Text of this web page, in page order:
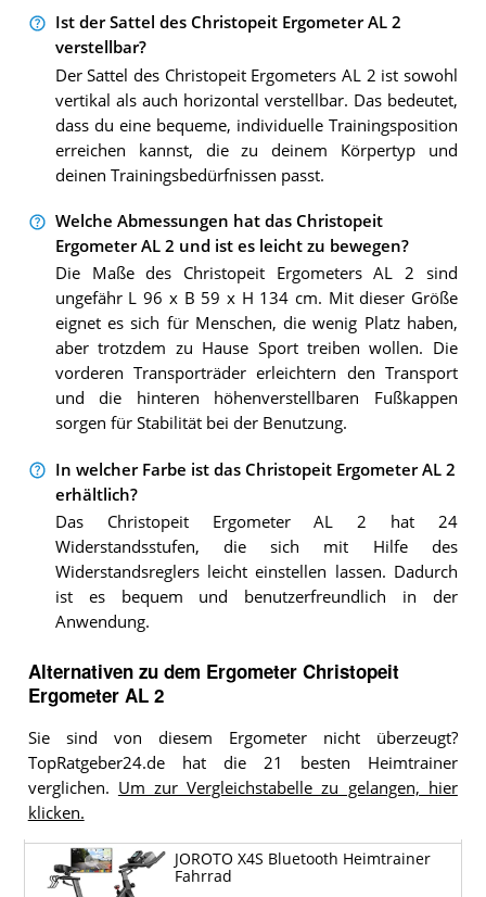
Ist der Sattel des Christopeit Ergometer AL 2
verstellbar?
Der Sattel des Christopeit Ergometers AL 2 ist sowohl
vertikal als auch horizontal verstellbar. Das bedeutet,
dass du eine bequeme, individuelle Trainingsposition
erreichen kannst, die zu deinem Körpertyp und
deinen Trainingsbedürfnissen passt.
Welche Abmessungen hat das Christopeit
Ergometer AL 2 und ist es leicht zu bewegen?
Die Maße des Christopeit Ergometers AL 2 sind
ungefähr L 96 x B 59 x H 134 cm. Mit dieser Größe
eignet es sich für Menschen, die wenig Platz haben,
aber trotzdem zu Hause Sport treiben wollen. Die
vorderen Transporträder erleichtern den Transport
und die hinteren höhenverstellbaren Fußkappen
sorgen für Stabilität bei der Benutzung.
In welcher Farbe ist das Christopeit Ergometer AL 2
erhältlich?
Das Christopeit Ergometer AL 2 hat 24
Widerstandsstufen, die sich mit Hilfe des
Widerstandsreglers leicht einstellen lassen. Dadurch
ist es bequem und benutzerfreundlich in der
Anwendung.
Alternativen zu dem Ergometer Christopeit
Ergometer AL 2
Sie sind von diesem Ergometer nicht überzeugt?
TopRatgeber24.de hat die 21 besten Heimtrainer
verglichen. Um zur Vergleichstabelle zu gelangen, hier
klicken.
JOROTO X4S Bluetooth Heimtrainer
Fahrrad